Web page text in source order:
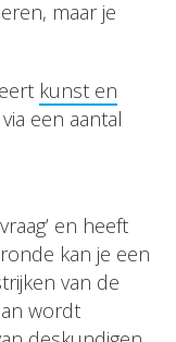
maar je
kunst en
een aantal
en heeft
kan je een
van de
wordt